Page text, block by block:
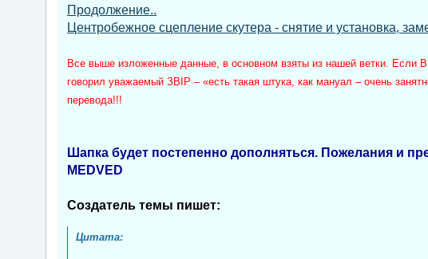
Продолжение..
Центробежное сцепление скутера - снятие и установка,
Все выше изложенные данные, в основном взяты из нашей ветки. Если
говорил уважаемый ЗВIР – «есть такая штука, как мануал – очень
перевода!!!
Шапка будет постепенно дополняться. Пожелания и
MEDVED
Создатель темы пишет: